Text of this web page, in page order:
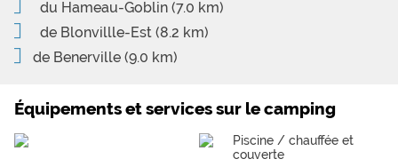
du Hameau-Goblin (7.0 km)
de Blonvillle-Est (8.2 km)
de Benerville (9.0 km)
Équipements et services sur le camping
Piscine / chauffée et
couverte